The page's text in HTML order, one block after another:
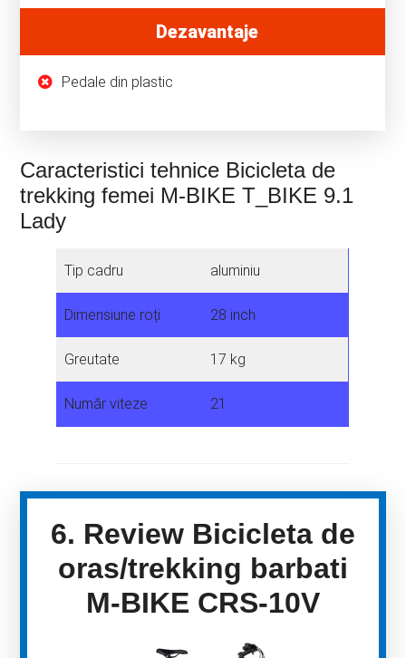
Dezavantaje
Pedale din plastic
Caracteristici tehnice Bicicleta de
trekking femei M-BIKE T_BIKE 9.1
Lady
Tip cadru aluminiu
Dimensiune roți 28 inch
Greutate 17 kg
Număr viteze 21
6. Review Bicicleta de
oras/trekking barbati
M-BIKE CRS-10V